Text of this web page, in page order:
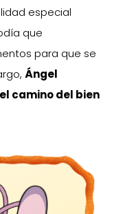
especial
que
para que se
Ángel
camino del bien